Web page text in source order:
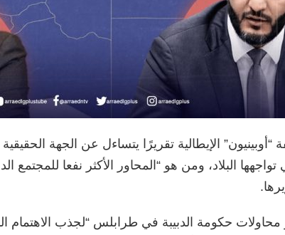
الإيطالية تقريرًا يتساءل عن الجهة
تواجهها البلاد، ومن هو “المحاور الأكثر نفعا للمجتمع
محاولات حكومة الدبيبة في طرابلس “لجذب الاهتمام